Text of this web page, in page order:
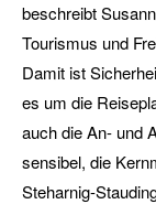
beschreibt
Tourismus und
Damit ist
es um die
auch die An- und
sensibel, die
Steharnig-